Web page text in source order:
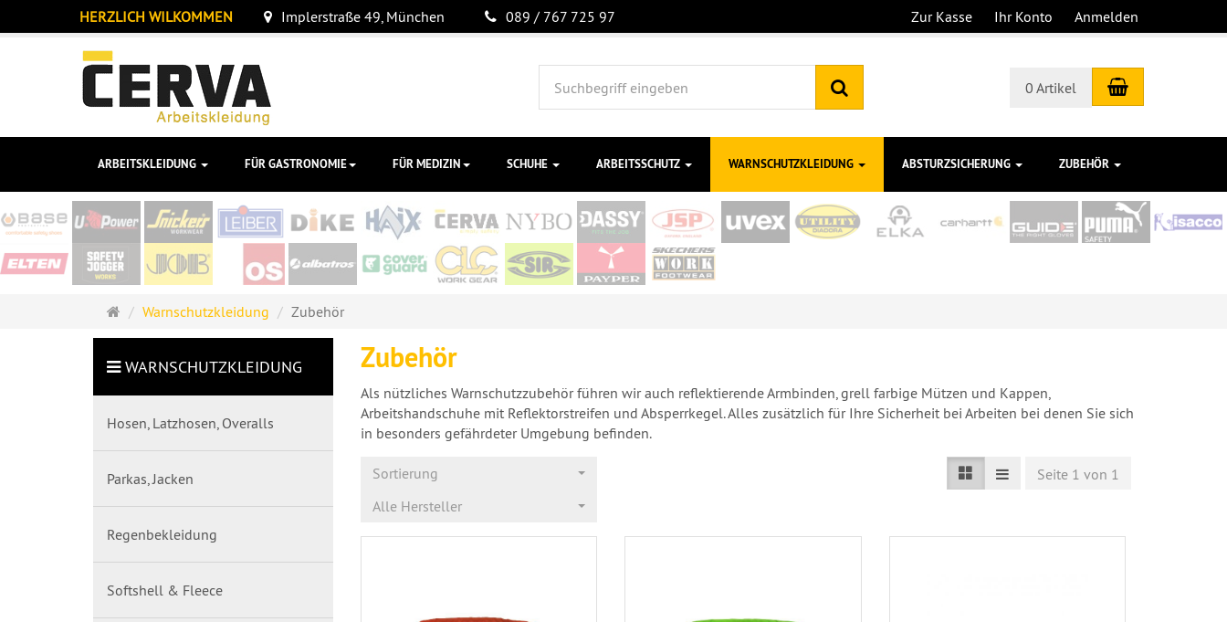
HERZLICH WILKOMMEN Implerstraße 49, München 089 / 767 725 97 Zur Kasse Ihr Konto Anmelden
0 Artikel Warenkorb
ARBEITSKLEIDUNG FÜR GASTRONOMIE FÜR MEDIZIN SCHUHE ARBEITSSCHUTZ WARNSCHUTZKLEIDUNG ABSTURZSICHERUNG ZUBEHÖR
Startseite
Warnschutzkleidung Zubehör
Zubehör
Als nützliches Warnschutzzubehör führen wir auch reflektierende Armbinden, grell farbige Mützen und Kappen,
Arbeitshandschuhe mit Reflektorstreifen und Absperrkegel. Alles zusätzlich für Ihre Sicherheit bei Arbeiten bei denen Sie sich
in besonders gefährdeter Umgebung befinden.
Sortierung
Alle Hersteller
Seite 1 von 1
WARNSCHUTZKLEIDUNG
Hosen, Latzhosen, Overalls
Parkas, Jacken
Regenbekleidung
Softshell & Fleece